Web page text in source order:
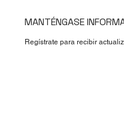
MANTÉNGASE
Regístrate para recibir